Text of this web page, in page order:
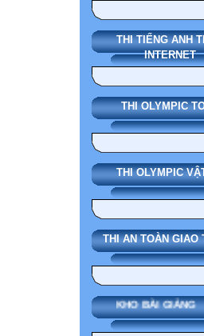
THI TIẾNG ANH
INTERNET
THI OLYMPIC
THI OLYMPIC
THI AN TOÀN GIAO
KHO BÀI GIẢNG